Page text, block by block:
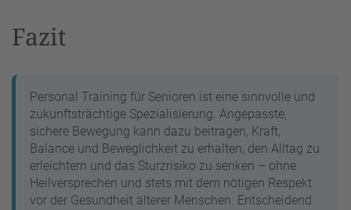
Fazit
Personal Training für Senioren ist eine sinnvolle und
zukunftsträchtige Spezialisierung. Angepasste,
sichere Bewegung kann dazu beitragen, Kraft,
Balance und Beweglichkeit zu erhalten, den Alltag zu
erleichtern und das Sturzrisiko zu senken – ohne
Heilversprechen und stets mit dem nötigen Respekt
vor der Gesundheit älterer Menschen. Entscheidend